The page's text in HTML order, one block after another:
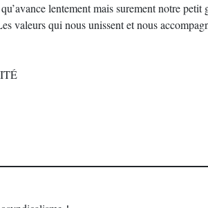
lentement mais surement notre petit
valeurs qui nous unissent et nous